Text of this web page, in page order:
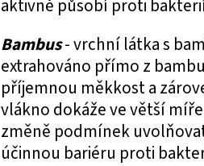
aktivně působí proti
Bambus- vrchní látka s
extrahováno přímo z
příjemnou měkkost a
vlákno dokáže ve větší
změně podmínek
účinnou bariéru proti